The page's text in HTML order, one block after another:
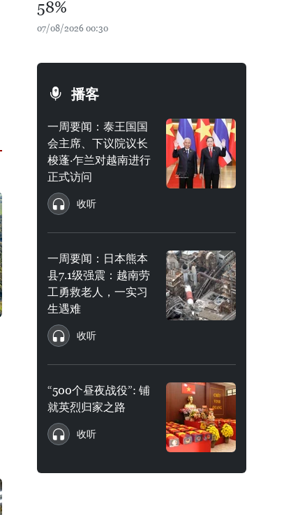
58%
07/08/2026 00:30
播客
一周要闻：泰王国国
会主席、下议院议长
梭蓬·乍兰对越南进行
正式访问
收听
一周要闻：日本熊本
县7.1级强震：越南劳
工勇救老人，一实习
生遇难
收听
“500个昼夜战役”: 铺
就英烈归家之路
收听